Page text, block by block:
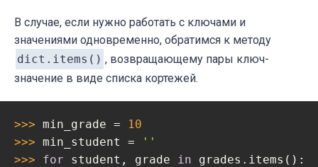
В случае, если нужно работать с ключами и
значениями одновременно, обратимся к методу
dict.items() , возвращающему пары ключ-
значение в виде списка кортежей.
>>> min_grade =
10
>>> min_student =
''
>>> for student, grade in